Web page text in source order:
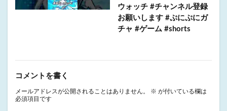
ウォッチ #チャンネル登録
お願いします #ぷにぷにガ
チャ #ゲーム #shorts
コメントを書く
メールアドレスが公開されることはありません。 ※ が付いている欄は
必須項目です